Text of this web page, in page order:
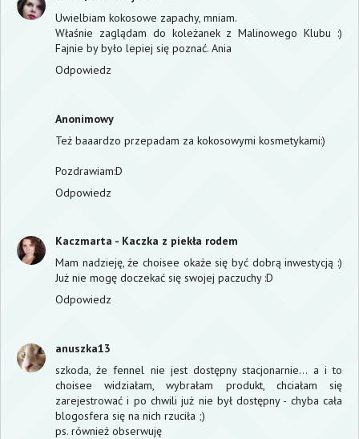
Uwielbiam kokosowe zapachy, mniam.
Właśnie zaglądam do koleżanek z Malinowego Klubu :)
Fajnie by było lepiej się poznać. Ania
Odpowiedz
Anonimowy
Też baaardzo przepadam za kokosowymi kosmetykami:)
Pozdrawiam:D
Odpowiedz
Kaczmarta - Kaczka z piekła rodem
Mam nadzieję, że choisee okaże się być dobrą inwestycją :)
Już nie mogę doczekać się swojej paczuchy :D
Odpowiedz
anuszka13
szkoda, że fennel nie jest dostępny stacjonarnie... a i to
choisee widziałam, wybrałam produkt, chciałam się
zarejestrować i po chwili już nie był dostępny - chyba cała
blogosfera się na nich rzuciła ;)
ps. również obserwuję